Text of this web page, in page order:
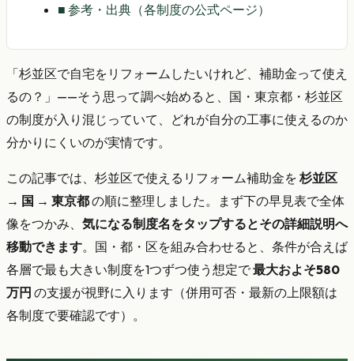
■ 参考・出典（各制度の公式ページ）
「杉並区で自宅をリフォームしたいけれど、補助金って使え
るの？」——そう思って調べ始めると、国・東京都・杉並区
の制度が入り混じっていて、どれが自分の工事に使えるのか
分かりにくいのが実情です。
この記事では、杉並区で使えるリフォーム補助金を 杉並区
→ 国 → 東京都の順に整理しました。まず下の早見表で全体
像をつかみ、 気になる制度名をタップするとその詳細説明へ
移動できます。国・都・区を組み合わせると、条件が合えば
各層で最も大きい制度を1つずつ使う想定で最大およそ580
万円 の支援が視野に入ります（併用可否・最新の上限額は
各制度で要確認です）。